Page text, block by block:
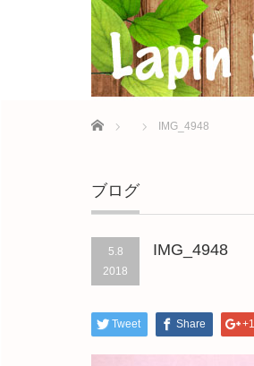
Home IMG_4948
ブログ
5.8
2018
IMG_4948
Tweet Share +1